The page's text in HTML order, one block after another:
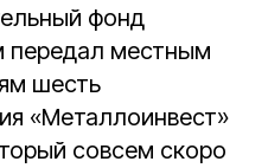
фонд
передал местным
шесть
«Металлоинвест»
совсем скоро